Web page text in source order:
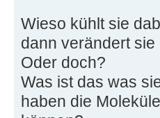
Wieso kühlt sie
dann verändert sie
Oder doch?
Was ist das was
haben die